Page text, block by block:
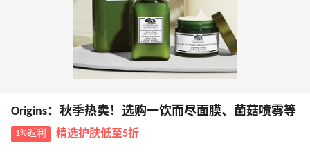
Origins：秋季热卖！选购一饮而尽面膜、菌菇喷雾等
1%返利 精选护肤低至5折